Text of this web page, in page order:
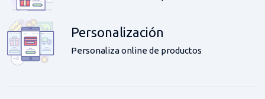
Personalización
Personaliza online de productos